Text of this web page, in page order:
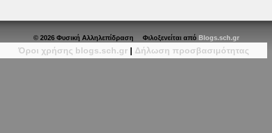
© 2026 Φυσική Αλληλεπίδραση Φιλοξενείται από Blogs.sch.gr
Όροι χρήσης blogs.sch.gr | Δήλωση προσβασιμότητας